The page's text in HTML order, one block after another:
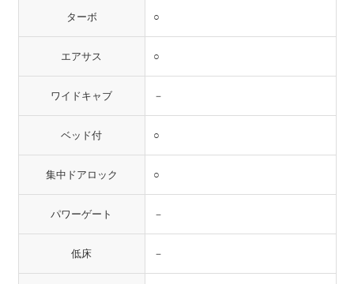
ターボ ○
エアサス ○
ワイドキャブ －
ベッド付 ○
集中ドアロック ○
パワーゲート －
低床 －